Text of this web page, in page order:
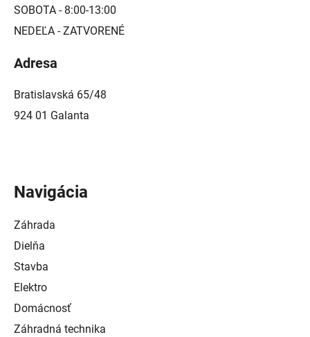
SOBOTA - 8:00-13:00
NEDEĽA - ZATVORENÉ
Adresa
Bratislavská 65/48
924 01 Galanta
Navigácia
Záhrada
Dielňa
Stavba
Elektro
Domácnosť
Záhradná technika